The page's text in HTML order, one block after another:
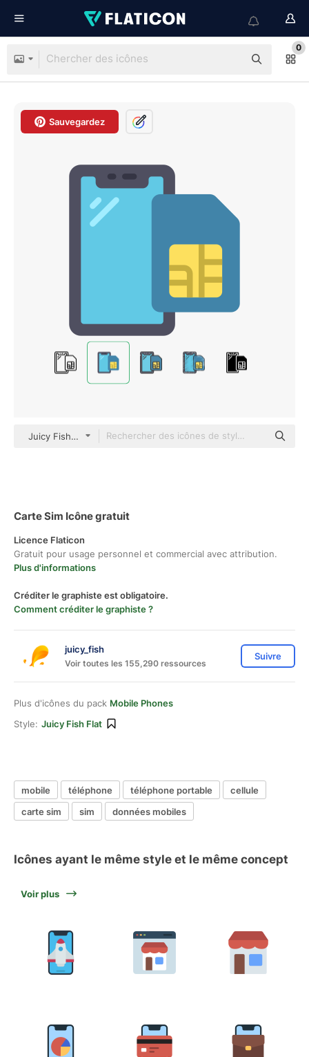
0
Sauvegardez
Juicy Fish Flat
Carte Sim Icône gratuit
Licence Flaticon
Gratuit pour usage personnel et commercial avec attribution.
Plus d'informations
Créditer le graphiste est obligatoire.
Comment créditer le graphiste ?
juicy_fish
Voir toutes les 155,290 ressources
Suivre
Plus d'icônes du pack Mobile Phones
Style: Juicy Fish Flat
mobile téléphone téléphone portable
cellule
carte sim
sim données mobiles
Icônes ayant le même style et le même concept
Voir plus